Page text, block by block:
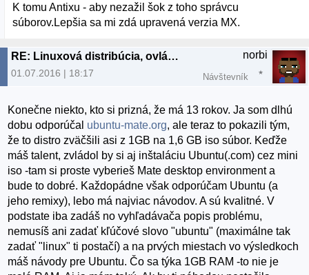
K tomu Antixu - aby nezažil šok z toho správcu
súborov.Lepšia sa mi zdá upravená verzia MX.
RE: Linuxová distribúcia, ovládače...
01.07.2016 | 18:17
norbi
Návštevník
Konečne niekto, kto si prizná, že má 13 rokov. Ja som dlhú
dobu odporúčal ubuntu-mate.org, ale teraz to pokazili tým,
že to distro zväčšili asi z 1GB na 1,6 GB iso súbor. Keďže
máš talent, zvládol by si aj inštaláciu Ubuntu(.com) cez mini
iso -tam si proste vyberieš Mate desktop environment a
bude to dobré. Každopádne však odporúčam Ubuntu (a
jeho remixy), lebo má najviac návodov. A sú kvalitné. V
podstate iba zadáš no vyhľadávača popis problému,
nemusíš ani zadať kľúčové slovo "ubuntu" (maximálne tak
zadať "linux" ti postačí) a na prvých miestach vo výsledkoch
máš návody pre Ubuntu. Čo sa týka 1GB RAM -to nie je